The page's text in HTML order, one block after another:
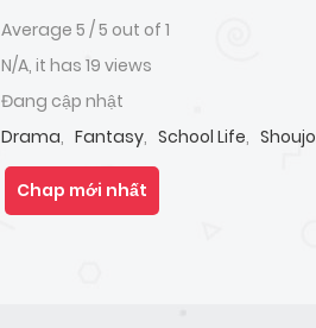
Average 5 /5 out of 1
N/A, it has 19 views
Đang cập nhật
Drama, Fantasy, School Life, Shoujo
Chap mới nhất